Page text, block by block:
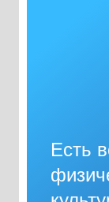
Есть